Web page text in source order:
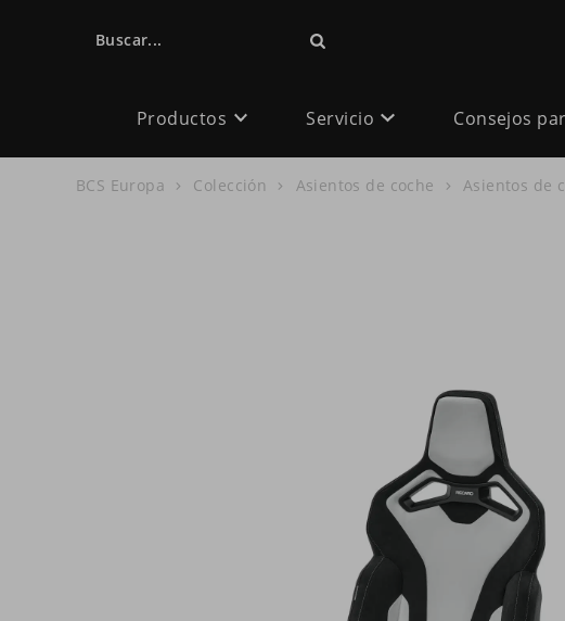
Buscar...
Productos Servicio Consejos
BCS Europa Colección Asientos de coche Asientos de